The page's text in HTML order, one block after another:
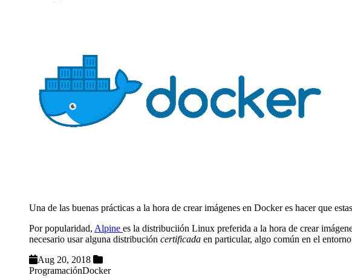
Una de las buenas prácticas a la hora de crear imágenes en Docker es hacer que
Por popularidad, Alpine es la distribuciión Linux preferida a la hora de crear
necesario usar alguna distribución certificada en particular, algo común en el
Aug 20, 2018
ProgramaciónDocker